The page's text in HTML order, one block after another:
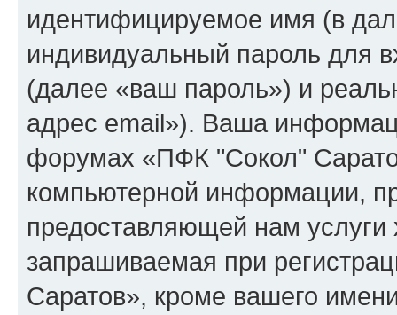
идентифицируемое имя (в
индивидуальный пароль для
(далее «ваш пароль») и
адрес email»). Ваша
форумах «ПФК "Сокол"
компьютерной информации,
предоставляющей нам
запрашиваемая при
Саратов», кроме вашего